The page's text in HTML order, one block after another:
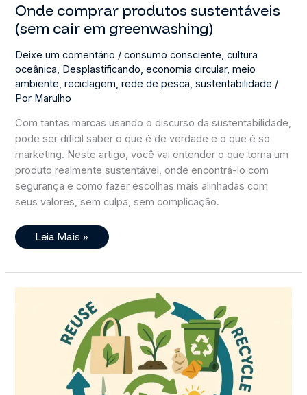
Onde comprar produtos sustentáveis
(sem cair em greenwashing)
Deixe um comentário /consumo consciente ,cultura
oceânica Desplastificando ,economia circular,meio
ambiente ,reciclagem ,rede de pesca ,sustentabilidade /
Por Marulho
Com tantas marcas usando o discurso da sustentabilidade,
pode ser difícil saber o que é de verdade e o que é só
marketing. Neste artigo, você vai entender o que torna um
produto realmente sustentável, onde encontrá-lo com
segurança e como fazer escolhas mais alinhadas com
seus valores, sem culpa, sem complicação.
Onde
Comprar
(sem
Cair
Greenwashing)
Leia Mais »